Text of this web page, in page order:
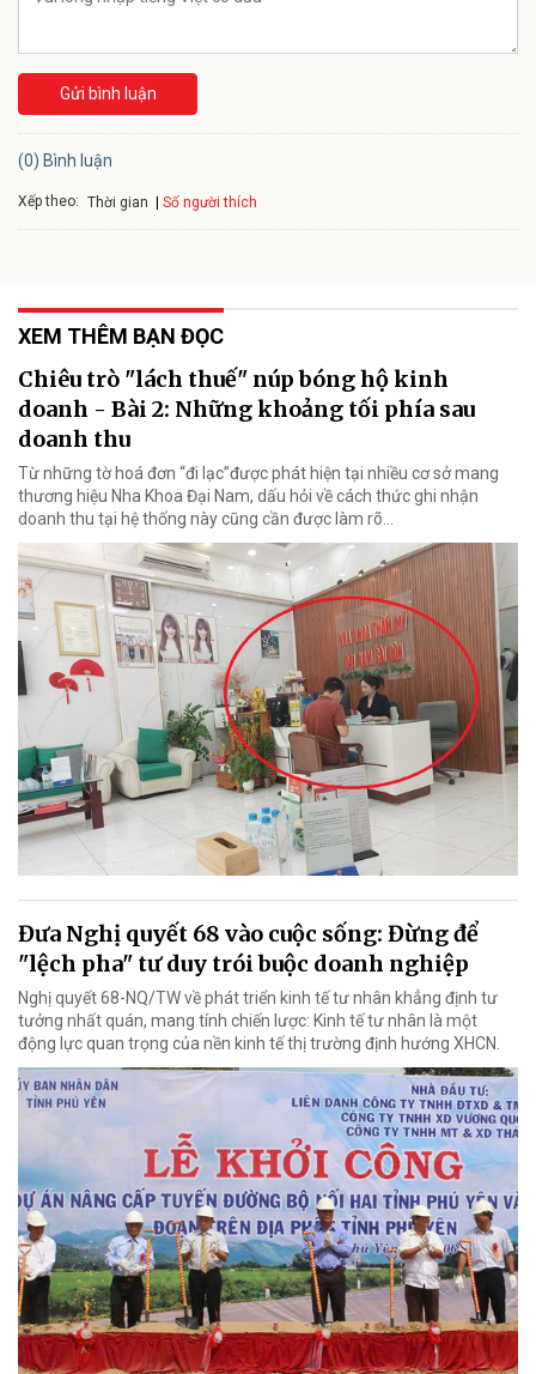
Gửi bình luận
(0) Bình luận
Xếp theo: Thời gian Số người thích
XEM THÊM BẠN ĐỌC
Chiêu trò "lách thuế" núp bóng hộ kinh
doanh - Bài 2: Những khoảng tối phía sau
doanh thu
Từ những tờ hoá đơn “đi lạc”được phát hiện tại nhiều cơ sở mang
thương hiệu Nha Khoa Đại Nam, dấu hỏi về cách thức ghi nhận
doanh thu tại hệ thống này cũng cần được làm rõ…
Đưa Nghị quyết 68 vào cuộc sống: Đừng để
"lệch pha" tư duy trói buộc doanh nghiệp
Nghị quyết 68-NQ/TW về phát triển kinh tế tư nhân khẳng định tư
tưởng nhất quán, mang tính chiến lược: Kinh tế tư nhân là một
động lực quan trọng của nền kinh tế thị trường định hướng XHCN.